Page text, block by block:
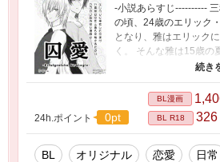
-小説あらすじ----------
の頃、24歳のエリック
となり、雅はエリック
く。 そんな雅は15歳の
を立てるが失敗し、2年
愛。 【全4章】
24h.ポイント 0pt
BL漫画
BL R18 326
BL オリジナル 恋愛 日常